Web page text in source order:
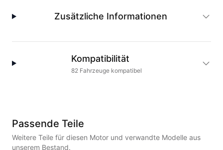
Zusätzliche Informationen
Kompatibilität
82 Fahrzeuge kompatibel
Passende Teile
Weitere Teile für diesen Motor und verwandte Modelle aus
unserem Bestand.